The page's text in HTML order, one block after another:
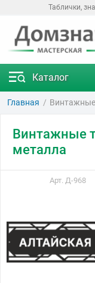
Таблички,
Каталог
Главная
Винтажные
металла
Арт. Д-968